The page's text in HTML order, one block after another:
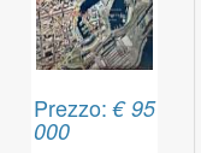
Prezzo:€ 95
000